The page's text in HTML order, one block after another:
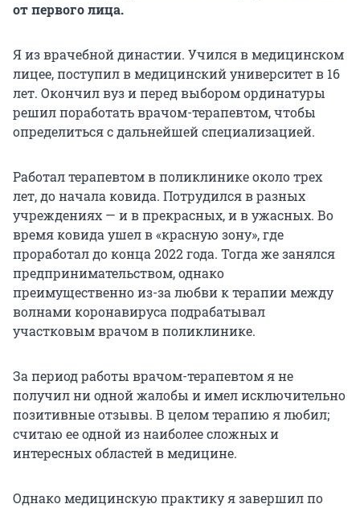
от первого лица.
Я из врачебной династии. Учился в медицинском
лицее, поступил в медицинский университет в 16
лет. Окончил вуз и перед выбором ординатуры
решил поработать врачом-терапевтом, чтобы
определиться с дальнейшей специализацией.
Работал терапевтом в поликлинике около трех
лет, до начала ковида. Потрудился в разных
учреждениях — и в прекрасных, и в ужасных. Во
время ковида ушел в «красную зону», где
проработал до конца 2022 года. Тогда же занялся
предпринимательством, однако
преимущественно из-за любви к терапии между
волнами коронавируса подрабатывал
участковым врачом в поликлинике.
За период работы врачом-терапевтом я не
получил ни одной жалобы и имел исключительно
позитивные отзывы. В целом терапию я любил;
считаю ее одной из наиболее сложных и
интересных областей в медицине.
Однако медицинскую практику я завершил по